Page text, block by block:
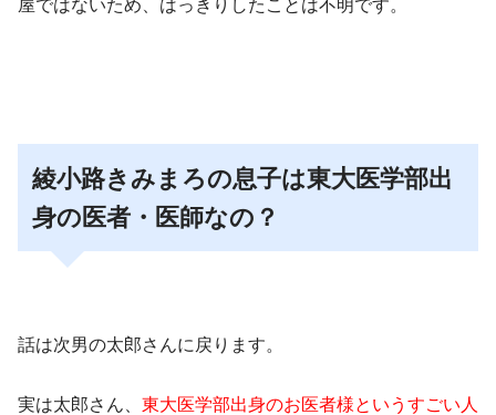
屋ではないため、はっきりしたことは不明です。
綾小路きみまろの息子は東大医学部出
身の医者・医師なの？
話は次男の太郎さんに戻ります。
実は太郎さん、 東大医学部出身のお医者様というすごい人